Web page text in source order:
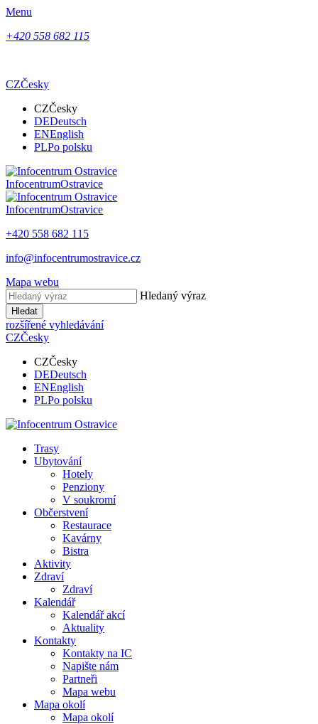
Menu
+420 558 682 115
CZČesky
CZČesky
DEDeutsch
ENEnglish
PLPo polsku
InfocentrumOstravice
InfocentrumOstravice
+420 558 682 115
info@infocentrumostravice.cz
Mapa webu
Hledaný výraz
Hledat
rozšířené vyhledávání
CZČesky
CZČesky
DEDeutsch
ENEnglish
PLPo polsku
Trasy
Ubytování
Hotely
Penziony
V soukromí
Občerstvení
Restaurace
Kavárny
Bistra
Aktivity
Zdraví
Zdraví
Kalendář
Kalendář akcí
Aktuality
Kontakty
Kontakty na IC
Napište nám
Partneři
Mapa webu
Mapa okolí
Mapa okolí